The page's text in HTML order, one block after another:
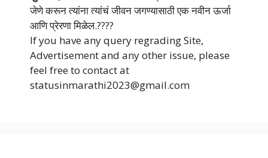
जेणे करून त्यांना त्यांचं जीवन जगण्यासाठी एक नवीन ऊर्जा
आणि प्रेरणा मिळेल.????
If you have any query regrading Site,
Advertisement and any other issue, please
feel free to contact at
statusinmarathi2023@gmail.com